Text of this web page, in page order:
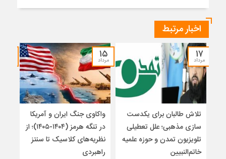
اخبار مرتبط
۱۷
مرداد
تلاش طالبان برای یکدست
سازی مذهبی؛ علل تعطیلی
تلویزیون تمدن و حوزه علمیه
خاتم‌النبیین
۱۵
مرداد
واکاوی جنگ ایران و آمریکا
در تنگه هرمز (۱۴۰۴-۱۴۰۵)؛ از
نظریه‌های کلاسیک تا سنتز
راهبردی